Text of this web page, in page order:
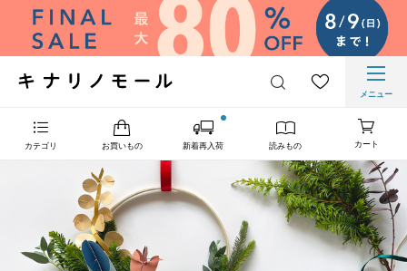
メニュー
カテゴリ お買いもの 新着再入荷 読みもの カート